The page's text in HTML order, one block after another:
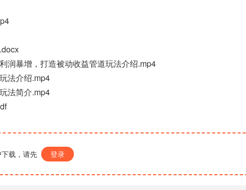
润暴增，打造被动收益管道玩法介绍.mp4
法介绍.mp4
法简介.mp4
载，请先 登录